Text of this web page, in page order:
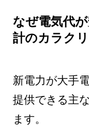
なぜ電気代
計のカラクリ
新電力が大手
提供できる主
ます。